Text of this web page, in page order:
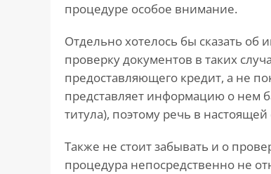
процедуре особое внимание.
Отдельно хотелось бы сказать об
проверку документов в таких
предоставляющего кредит, а не
представляет информацию о нем
титула), поэтому речь в
Также не стоит забывать и о
процедура непосредственно не